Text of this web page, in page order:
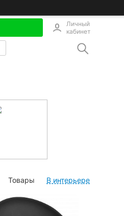
Личный
кабинет
Товары В интерьере